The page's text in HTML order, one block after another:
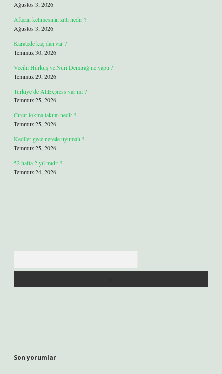
Ağustos 3, 2026
Afacan kelimesinin zıttı nedir ?
Ağustos 3, 2026
Karatede kaç dan var ?
Temmuz 30, 2026
Vecihi Hürkuş ve Nuri Demirağ ne yaptı ?
Temmuz 29, 2026
Türkiye’de AliExpress var mı ?
Temmuz 25, 2026
Cırcır lokma takımı nedir ?
Temmuz 25, 2026
Kediler gece nerede uyumalı ?
Temmuz 25, 2026
52 hafta 2 yıl mıdır ?
Temmuz 24, 2026
Son yorumlar